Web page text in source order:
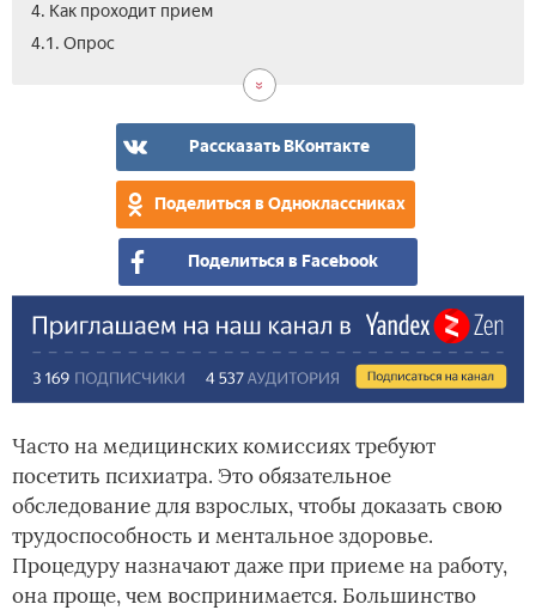
4. Как проходит прием
4.1. Опрос
Рассказать ВКонтакте
Поделиться в Одноклассниках
Поделиться в Facebook
Часто на медицинских комиссиях требуют
посетить психиатра. Это обязательное
обследование для взрослых, чтобы доказать свою
трудоспособность и ментальное здоровье.
Процедуру назначают даже при приеме на работу,
она проще, чем воспринимается. Большинство